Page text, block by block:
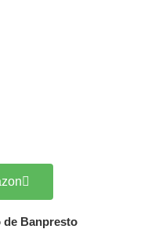
de Banpresto